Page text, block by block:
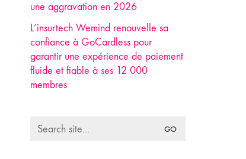
une aggravation en 2026
L’insurtech Wemind renouvelle sa
confiance à GoCardless pour
garantir une expérience de paiement
fluide et fiable à ses 12 000
membres
Search